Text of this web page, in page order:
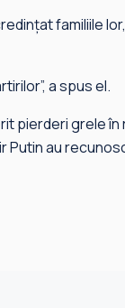
familiile
a spus el.
pierderi grele în
Putin au